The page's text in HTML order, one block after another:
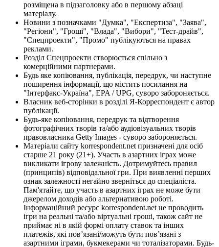
розміщена в підзаголовку або в першому абзаці
матеріалу.
Новини з позначками "Думка", "Експертиза", "Заява",
"Регіони", "Гроші", "Влада", "Вибори", "Тест-драйв",
"Спецпроекти", "Промо" публікуються на правах
реклами.
Розділ Спецпроекти створюється спільно з
комерційними партнерами.
Будь яке копіювання, публікація, передрук, чи наступне
поширення інформації, що містить посилання на
"Інтерфакс-Україна", EPA / UPG, суворо забороняється.
Власник веб-сторінки в розділі Я-Корреспондент є автор
публікації.
Будь-яке копіювання, передрук та відтворення
фотографічних творів та/або аудіовізуальних творів
правовласника Getty Images - суворо забороняється.
Матеріали сайту korrespondent.net призначені для осіб
старше 21 року (21+). Участь в азартних іграх може
викликати ігрову залежність. Дотримуйтесь правил
(принципів) відповідальної гри. При виявленні перших
ознак залежності негайно зверніться до спеціаліста.
Пам'ятайте, що участь в азартних іграх не може бути
джерелом доходів або альтернативою роботі.
Інформаційний ресурс korrespondent.net не проводить
ігри на реальні та/або віртуальні гроші, також сайт не
приймає ні в якій формі оплату ставок та інших
платежів, які пов’язані/можуть бути пов’язані з
азартними іграми, букмекерами чи тоталізаторами. Будь-